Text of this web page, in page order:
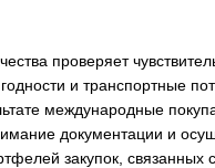
проверяет
и транспортные
международные
документации и
закупок, связанных